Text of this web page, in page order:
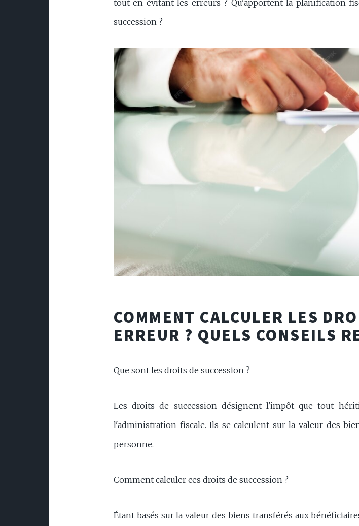
tout en évitant les erreurs ? Qu'apportent la planification
succession ?
COMMENT CALCULER LES
ERREUR ? QUELS CONSEILS
Que sont les droits de succession ?
Les droits de succession désignent l'impôt que tout
l'administration fiscale. Ils se calculent sur la valeur des
personne.
Comment calculer ces droits de succession ?
Étant basés sur la valeur des biens transférés aux